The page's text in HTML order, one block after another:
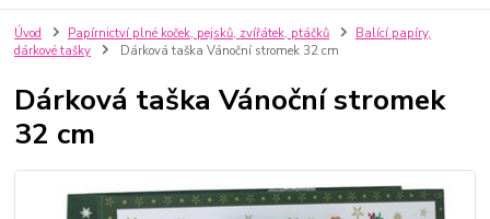
Úvod Papírnictví plné koček, pejsků, zvířátek, ptáčků
Balící papíry,
dárkové tašky
Dárková taška Vánoční stromek 32 cm
Dárková taška Vánoční stromek
32 cm